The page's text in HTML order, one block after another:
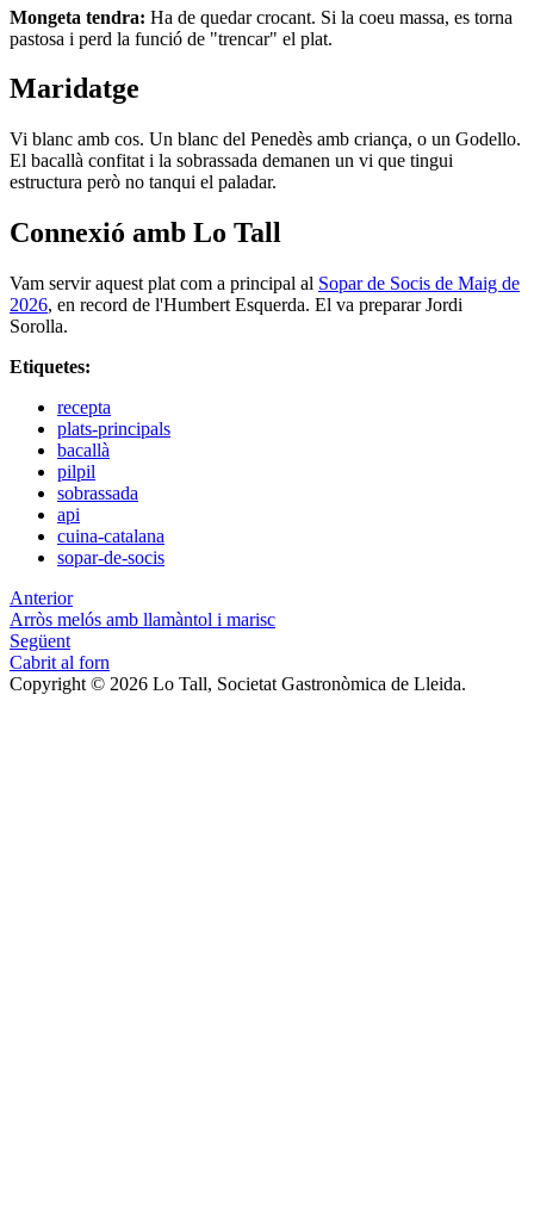
Mongeta tendra: Ha de quedar crocant. Si la coeu massa, es torna
pastosa i perd la funció de "trencar" el plat.
Maridatge
Vi blanc amb cos. Un blanc del Penedès amb criança, o un Godello.
El bacallà confitat i la sobrassada demanen un vi que tingui
estructura però no tanqui el paladar.
Connexió amb Lo Tall
Vam servir aquest plat com a principal al Sopar de Socis de Maig de
2026, en record de l'Humbert Esquerda. El va preparar Jordi
Sorolla.
Etiquetes:
recepta
plats-principals
bacallà
pilpil
sobrassada
api
cuina-catalana
sopar-de-socis
Anterior
Arròs melós amb llamàntol i marisc
Següent
Cabrit al forn
Copyright © 2026 Lo Tall, Societat Gastronòmica de Lleida.